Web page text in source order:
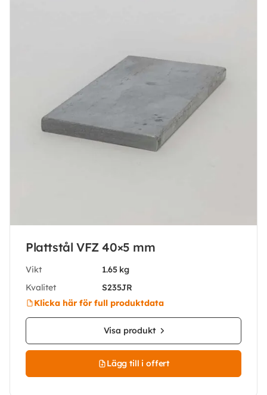
Plattstål VFZ 40×5 mm
Vikt
1.65 kg
Kvalitet
S235JR
Klicka här för full produktdata
Visa produkt
Lägg till i offert